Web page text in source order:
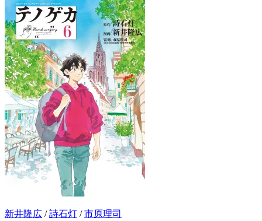
新井隆広 /詩石灯 /市原理司